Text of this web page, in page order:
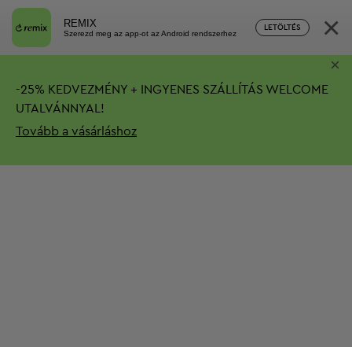
REMIX
Szerezd meg az app-ot az Android rendszerhez
LETÖLTÉS ×
-25% KEDVEZMÉNY + INGYENES SZÁLLÍTÁS WELCOME
UTALVÁNNYAL!
Tovább a vásárláshoz
×